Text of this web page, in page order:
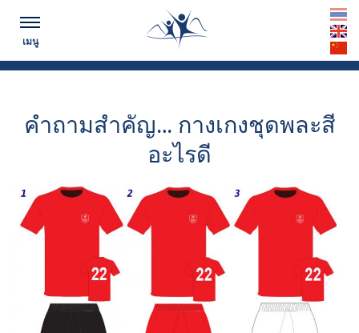
เมนู
th
en
cn
ตามทันข่าวสาร...
คำถามสำคัญ… กางเกงชุดพละสี
อะไรดี